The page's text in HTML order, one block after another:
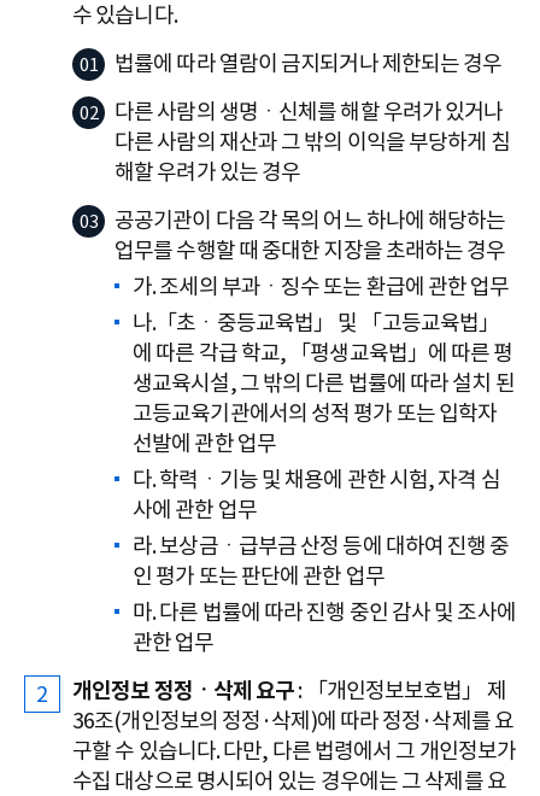
수 있습니다.
법률에 따라 열람이 금지되거나 제한되는 경우
다른 사람의 생명ㆍ신체를 해할 우려가 있거나
다른 사람의 재산과 그 밖의 이익을 부당하게 침
해할 우려가 있는 경우
공공기관이 다음 각 목의 어느 하나에 해당하는
업무를 수행할 때 중대한 지장을 초래하는 경우
가. 조세의 부과ㆍ징수 또는 환급에 관한 업무
나.「초ㆍ중등교육법」 및 「고등교육법」
에 따른 각급 학교, 「평생교육법」에 따른 평
생교육시설, 그 밖의 다른 법률에 따라 설치 된
고등교육기관에서의 성적 평가 또는 입학자
선발에 관한 업무
다. 학력ㆍ기능 및 채용에 관한 시험, 자격 심
사에 관한 업무
라. 보상금ㆍ급부금 산정 등에 대하여 진행 중
인 평가 또는 판단에 관한 업무
마. 다른 법률에 따라 진행 중인 감사 및 조사에
관한 업무
개인정보 정정ㆍ삭제 요구: 「개인정보보호법」 제
36조(개인정보의 정정·삭제)에 따라 정정·삭제를 요
구할 수 있습니다. 다만, 다른 법령에서 그 개인정보가
수집 대상으로 명시되어 있는 경우에는 그 삭제를 요